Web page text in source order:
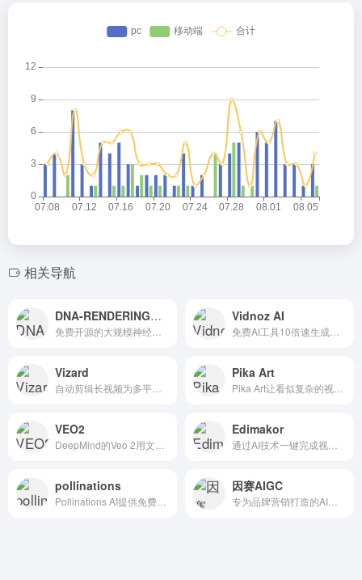
相关导航
DNA-RENDERING数字人库 Vidnoz AI
Vizard Pika Art
VEO2 Edimakor
pollinations 因赛AIGC